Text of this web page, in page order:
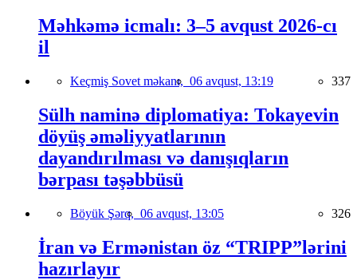
Məhkəmə icmalı: 3–5 avqust 2026-cı
il
Keçmiş Sovet məkanı, 06 avqust, 13:19 337
Sülh naminə diplomatiya: Tokayevin
döyüş əməliyyatlarının
dayandırılması və danışıqların
bərpası təşəbbüsü
Böyük Şərq, 06 avqust, 13:05 326
İran və Ermənistan öz “TRIPP”lərini
hazırlayır